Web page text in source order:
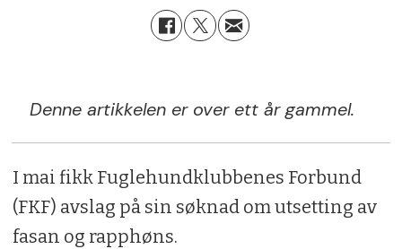
Denne artikkelen er over ett år gammel.
I mai fikk Fuglehundklubbenes Forbund
(FKF) avslag på sin søknad om utsetting av
fasan og rapphøns.